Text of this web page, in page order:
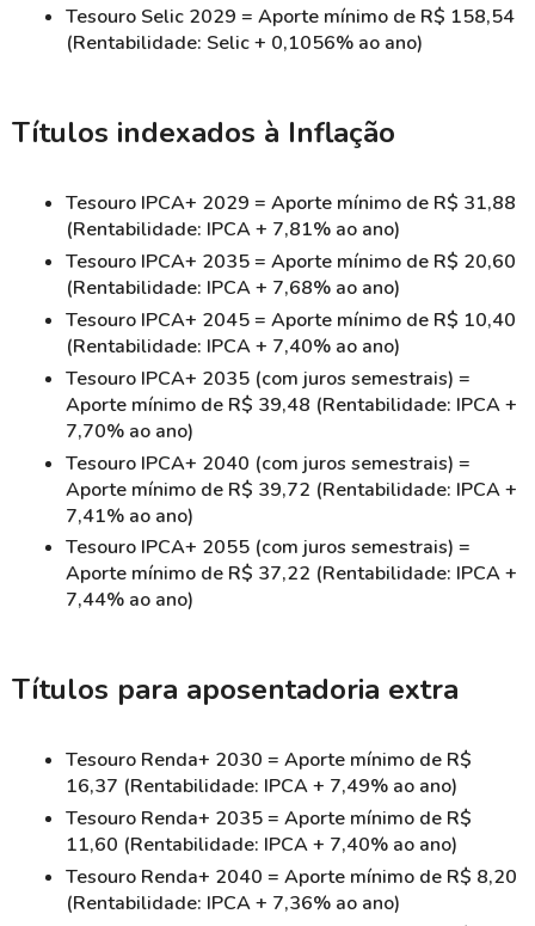
Tesouro Selic 2029 = Aporte mínimo de R$ 158,54
(Rentabilidade: Selic + 0,1056% ao ano)
Títulos indexados à Inflação
Tesouro IPCA+ 2029 = Aporte mínimo de R$ 31,88
(Rentabilidade: IPCA + 7,81% ao ano)
Tesouro IPCA+ 2035 = Aporte mínimo de R$ 20,60
(Rentabilidade: IPCA + 7,68% ao ano)
Tesouro IPCA+ 2045 = Aporte mínimo de R$ 10,40
(Rentabilidade: IPCA + 7,40% ao ano)
Tesouro IPCA+ 2035 (com juros semestrais) =
Aporte mínimo de R$ 39,48 (Rentabilidade: IPCA +
7,70% ao ano)
Tesouro IPCA+ 2040 (com juros semestrais) =
Aporte mínimo de R$ 39,72 (Rentabilidade: IPCA +
7,41% ao ano)
Tesouro IPCA+ 2055 (com juros semestrais) =
Aporte mínimo de R$ 37,22 (Rentabilidade: IPCA +
7,44% ao ano)
Títulos para aposentadoria extra
Tesouro Renda+ 2030 = Aporte mínimo de R$
16,37 (Rentabilidade: IPCA + 7,49% ao ano)
Tesouro Renda+ 2035 = Aporte mínimo de R$
11,60 (Rentabilidade: IPCA + 7,40% ao ano)
Tesouro Renda+ 2040 = Aporte mínimo de R$ 8,20
(Rentabilidade: IPCA + 7,36% ao ano)